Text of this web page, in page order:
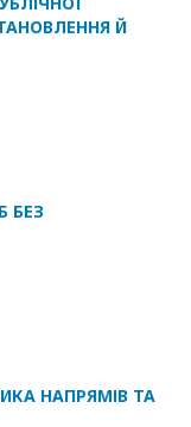
Й
БЕЗ
НАПРЯМІВ ТА